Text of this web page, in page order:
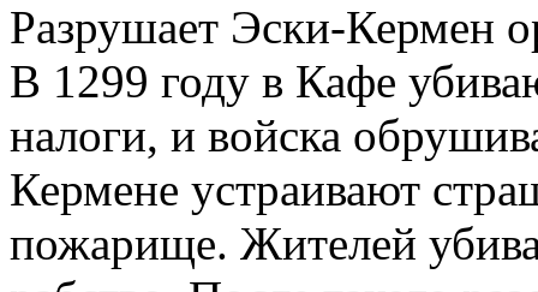
Разрушает Эски-Кермен
В 1299 году в Кафе
налоги, и войска
Кермене устраивают
пожарище. Жителей